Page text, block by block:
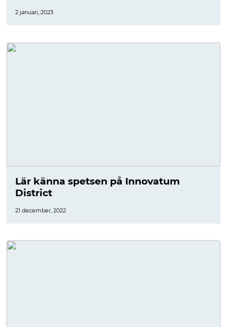
2 januari, 2023
Lär känna spetsen på Innovatum
District
21 december, 2022